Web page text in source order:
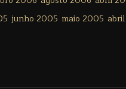
junho 2005 maio 2005